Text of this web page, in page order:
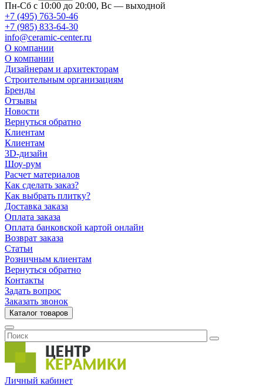
Пн-Сб с 10:00 до 20:00, Вс — выходной
+7 (495) 763-50-46
+7 (985) 833-64-30
info@ceramic-center.ru
О компании
О компании
Дизайнерам и архитекторам
Строительным организациям
Бренды
Отзывы
Новости
Вернуться обратно
Клиентам
Клиентам
3D-дизайн
Шоу-рум
Расчет материалов
Как сделать заказ?
Как выбрать плитку?
Доставка заказа
Оплата заказа
Оплата банковской картой онлайн
Возврат заказа
Статьи
Розничным клиентам
Вернуться обратно
Контакты
Задать вопрос
Заказать звонок
Каталог товаров
Личный кабинет